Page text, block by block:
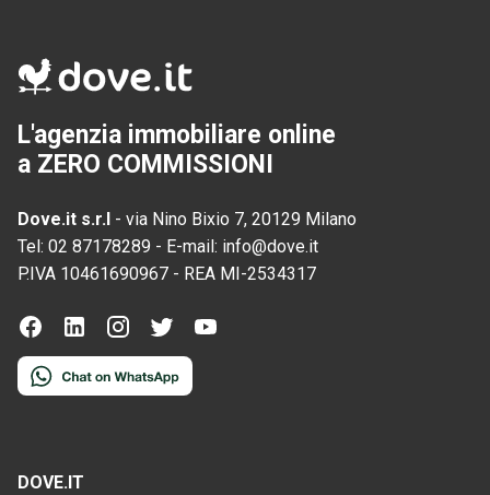
L'agenzia immobiliare online
a ZERO COMMISSIONI
Dove.it s.r.l - via Nino Bixio 7, 20129 Milano
Tel: 02 87178289 - E-mail: info@dove.it
P.IVA 10461690967 - REA MI-2534317
DOVE.IT